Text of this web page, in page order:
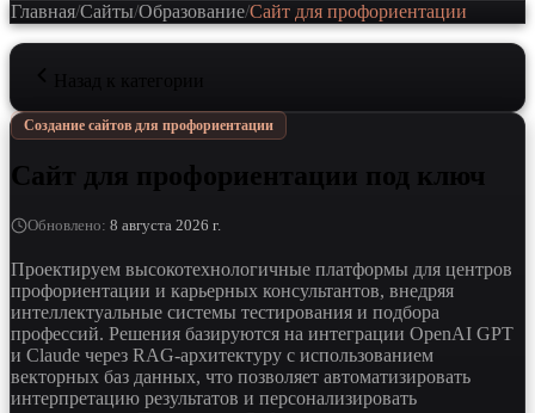
Главная/Сайты/Образование/Сайт для профориентации
Создание сайтов для профориентации
Сайт для профориентации под ключ
Обновлено: 8 августа 2026 г.
Проектируем высокотехнологичные платформы для центров
профориентации и карьерных консультантов, внедряя
интеллектуальные системы тестирования и подбора
профессий. Решения базируются на интеграции OpenAI GPT
и Claude через RAG-архитектуру с использованием
векторных баз данных, что позволяет автоматизировать
интерпретацию результатов и персонализировать